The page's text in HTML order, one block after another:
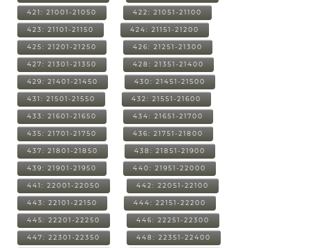
421: 21001-21050 422: 21051-21100
423: 21101-21150 424: 21151-21200
425: 21201-21250 426: 21251-21300
427: 21301-21350 428: 21351-21400
429: 21401-21450 430: 21451-21500
431: 21501-21550 432: 21551-21600
433: 21601-21650 434: 21651-21700
435: 21701-21750 436: 21751-21800
437: 21801-21850 438: 21851-21900
439: 21901-21950 440: 21951-22000
441: 22001-22050 442: 22051-22100
443: 22101-22150 444: 22151-22200
445: 22201-22250 446: 22251-22300
447: 22301-22350 448: 22351-22400